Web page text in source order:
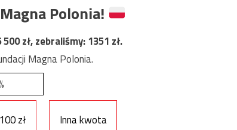
Polonia!
500zł, zebraliśmy:1351 zł.
Magna Polonia.
100 zł
Inna kwota